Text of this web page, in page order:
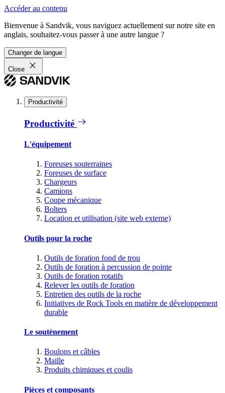
Accéder au contenu
Bienvenue à Sandvik, vous naviguez actuellement sur notre site en
anglais, souhaitez-vous passer à une autre langue ?
Changer de langue
Close
Productivité
Productivité
L'équipement
Foreuses souterraines
Foreuses de surface
Chargeurs
Camions
Coupe mécanique
Bolters
Location et utilisation (site web externe)
Outils pour la roche
Outils de foration fond de trou
Outils de foration à percussion de pointe
Outils de foration rotatifs
Relever les outils de foration
Entretien des outils de la roche
Initiatives de Rock Tools en matière de développement
durable
Le soutènement
Boulons et câbles
Maille
Produits chimiques et coulis
Pièces et composants